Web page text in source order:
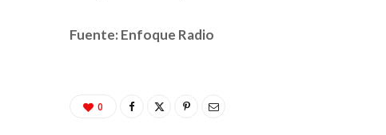
Fuente: Enfoque Radio
0